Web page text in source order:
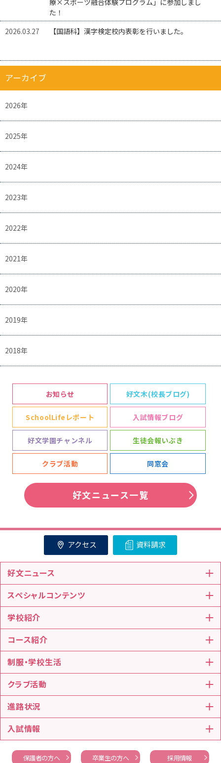
療×スポーツ融合体験プログラム」に参加しまし
た！
2026.03.27
【国語科】漢字検定校内表彰を行いました。
アーカイブ
2026年
2025年
2024年
2023年
2022年
2021年
2020年
2019年
2018年
お知らせ 好文木(校長ブログ)
SchoolLifeレポート 入試情報ブログ
好文学園チャンネル 生徒会報いぶき
クラブ活動 同窓会
好文ニュース一覧
アクセス 資料請求
好文ニュース
スペシャルコンテンツ
学校紹介
コース紹介
制服・学校生活
クラブ活動
進路状況
入試情報
保護者の方へ 卒業生の方へ 採用情報